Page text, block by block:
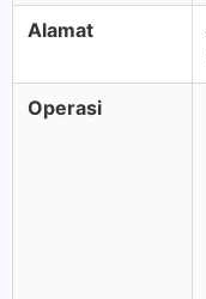
Alamat
Operasi